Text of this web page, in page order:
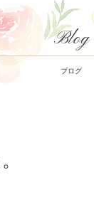
Blog
ブログ